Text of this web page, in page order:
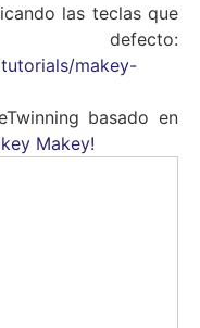
las teclas que
defecto:
makey-
basado en
Makey!